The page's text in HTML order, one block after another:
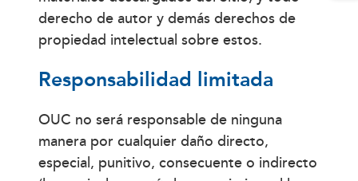
derecho de autor y demás derechos de
propiedad intelectual sobre estos.
Responsabilidad limitada
OUC no será responsable de ninguna
manera por cualquier daño directo,
especial, punitivo, consecuente o indirecto